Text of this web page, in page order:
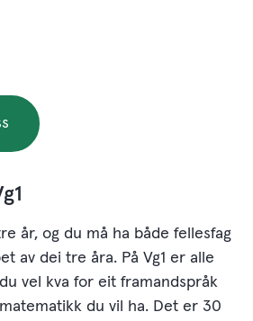
år, og du må ha både fellesfag
av dei tre åra. På Vg1 er alle
vel kva for eit framandspråk
du vil ha. Det er 30